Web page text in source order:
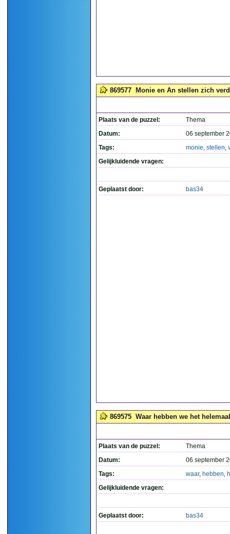
869577 Monie en An stellen zich
Plaats van de puzzel:
Thema
Datum:
06 september
Tags:
monie, stellen,
Gelijkluidende vragen:
Geplaatst door: bas34
869575 Waar hebben we het
Plaats van de puzzel:
Thema
Datum:
06 september
Tags:
waar, hebben,
Gelijkluidende vragen:
Geplaatst door: bas34